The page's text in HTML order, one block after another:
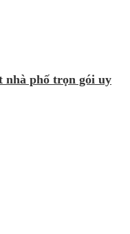
nhà phố trọn gói uy